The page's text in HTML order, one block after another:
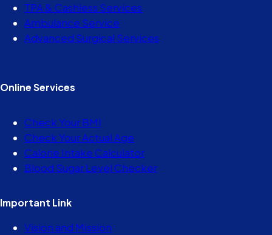
TPA & Cashless Services
Ambulance Service
Advanced Surgical Services
Online Services
Check Your BMI
Check Your Actual Age
Calorie Intake Calculator
Blood Sugar Level Checker
Important Link
Vision and Mission